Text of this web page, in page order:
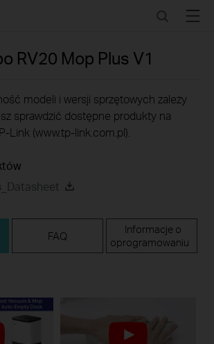
SearchMenu
RV20 Mop Plus V1
modeli i wersji sprzętowych zależy
sprawdzić dostępne produkty na
Link (www.tp-link.com.pl).
FAQ
Informacje o
oprogramowaniu